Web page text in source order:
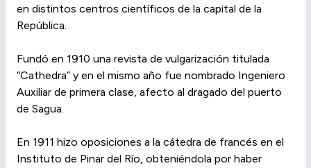
en distintos centros científicos de la capital de la
República.
Fundó en 1910 una revista de vulgarización titulada
“Cathedra” y en el mismo año fue nombrado Ingeniero
Auxiliar de primera clase, afecto al dragado del puerto
de Sagua.
En 1911 hizo oposiciones a la cátedra de francés en el
Instituto de Pinar del Río, obteniéndola por haber